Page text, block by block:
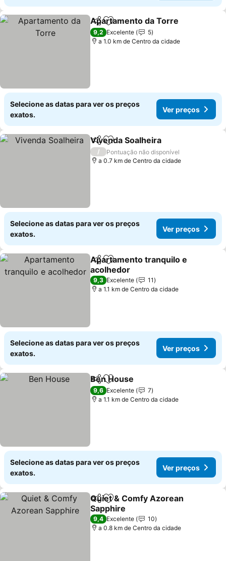
PartilharAdicionar aos favoritos
Apartamento da Torre
9,2 Excelente
5
a 1.0 km de Centro da cidade
Selecione as datas para ver os preços
exatos.
Ver preços
PartilharAdicionar aos favoritos
Vivenda Soalheira
/
Pontuação não disponível
a 0.7 km de Centro da cidade
Selecione as datas para ver os preços
exatos.
Ver preços
PartilharAdicionar aos favoritos
Apartamento tranquilo e
acolhedor
9,3 Excelente
11
a 1.1 km de Centro da cidade
Selecione as datas para ver os preços
exatos.
Ver preços
PartilharAdicionar aos favoritos
Ben House
9,6 Excelente
7
a 1.1 km de Centro da cidade
Selecione as datas para ver os preços
exatos.
Ver preços
PartilharAdicionar aos favoritos
Quiet & Comfy Azorean
Sapphire
9,4 Excelente
10
a 0.8 km de Centro da cidade